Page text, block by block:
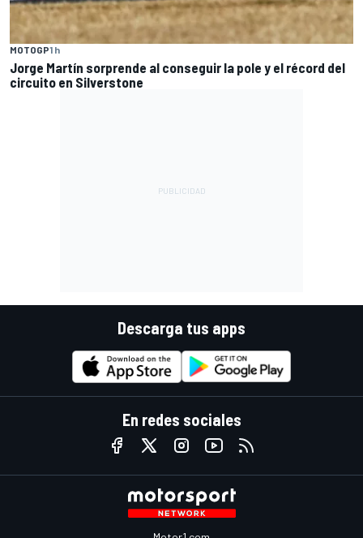
MOTOGP1 h
Jorge Martín sorprende al conseguir la pole y el récord del
circuito en Silverstone
Descarga tus apps
En redes sociales